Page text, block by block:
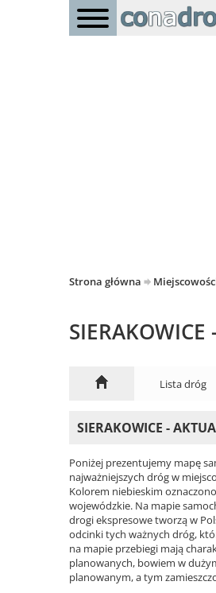
Strona główna
Lista dróg
SIERAKOWICE -
Poniżej prezentujemy mapę
najważniejszych dróg w
Kolorem niebieskim
wojewódzkie. Na mapie
drogi ekspresowe tworzą w
odcinki tych ważnych dróg,
na mapie przebiegi mają
planowanych, bowiem w
planowanym, a tym